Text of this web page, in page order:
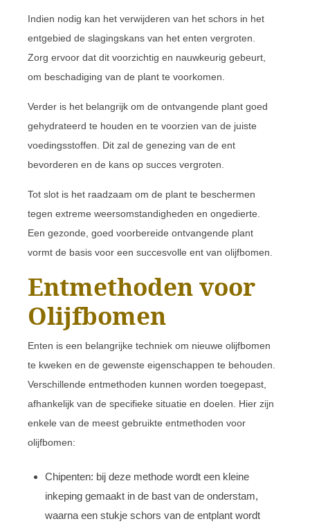
Indien nodig kan het verwijderen van het schors in het
entgebied de slagingskans van het enten vergroten.
Zorg ervoor dat dit voorzichtig en nauwkeurig gebeurt,
om beschadiging van de plant te voorkomen.
Verder is het belangrijk om de ontvangende plant goed
gehydrateerd te houden en te voorzien van de juiste
voedingsstoffen. Dit zal de genezing van de ent
bevorderen en de kans op succes vergroten.
Tot slot is het raadzaam om de plant te beschermen
tegen extreme weersomstandigheden en ongedierte.
Een gezonde, goed voorbereide ontvangende plant
vormt de basis voor een succesvolle ent van olijfbomen.
Entmethoden voor
Olijfbomen
Enten is een belangrijke techniek om nieuwe olijfbomen
te kweken en de gewenste eigenschappen te behouden.
Verschillende entmethoden kunnen worden toegepast,
afhankelijk van de specifieke situatie en doelen. Hier zijn
enkele van de meest gebruikte entmethoden voor
olijfbomen:
Chipenten: bij deze methode wordt een kleine
inkeping gemaakt in de bast van de onderstam,
waarna een stukje schors van de entplant wordt